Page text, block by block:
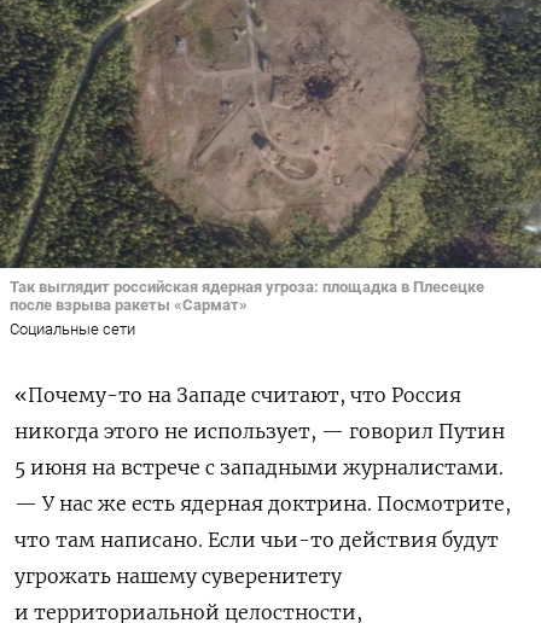
Так выглядит российская ядерная угроза: площадка в Плесецке
после взрыва ракеты «Сармат»
Социальные сети
«Почему-то на Западе считают, что Россия
никогда этого не использует, — говорил Путин
5 июня на встрече с западными журналистами.
— У нас же есть ядерная доктрина. Посмотрите,
что там написано. Если чьи-то действия будут
угрожать нашему суверенитету
и территориальной целостности,